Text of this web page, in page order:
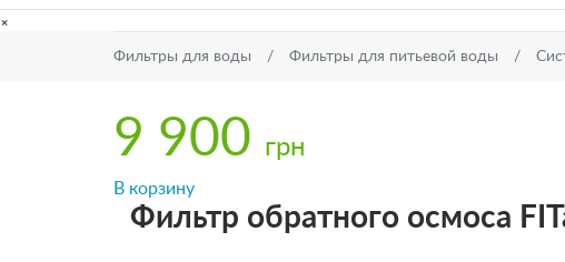
×
Фильтры для воды Фильтры для питьевой воды
9 900 грн
В корзину
Фильтр обратного осмоса